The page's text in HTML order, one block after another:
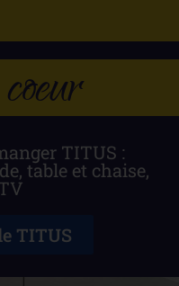
TITUS :
table et chaise,
TITUS